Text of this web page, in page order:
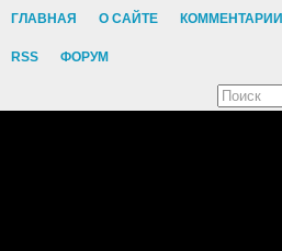
ГЛАВНАЯ О САЙТЕ КОММЕНТАРИИ
RSS ФОРУМ